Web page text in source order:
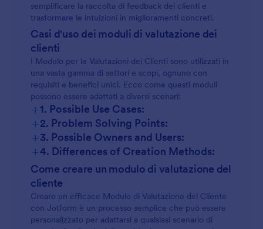
semplificare la raccolta di feedback dei clienti e
trasformare le intuizioni in miglioramenti concreti.
Casi d'uso dei moduli di valutazione dei
clienti
I Modulo per le Valutazioni dei Clienti sono utilizzati in
una vasta gamma di settori e scopi, ognuno con
requisiti e benefici unici. Ecco come questi moduli
possono essere adattati a diversi scenari:
+1. Possible Use Cases:
+2. Problem Solving Points:
+3. Possible Owners and Users:
+4. Differences of Creation Methods:
Come creare un modulo di valutazione del
cliente
Creare un efficace Modulo di Valutazione del Cliente
con Jotform è un processo semplice che può essere
personalizzato per adattarsi a qualsiasi scenario di